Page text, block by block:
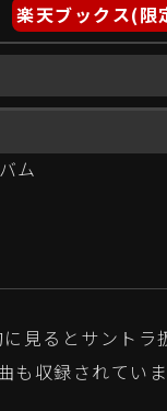
楽天ブックス(限
ム
見るとサントラ
収録されていま